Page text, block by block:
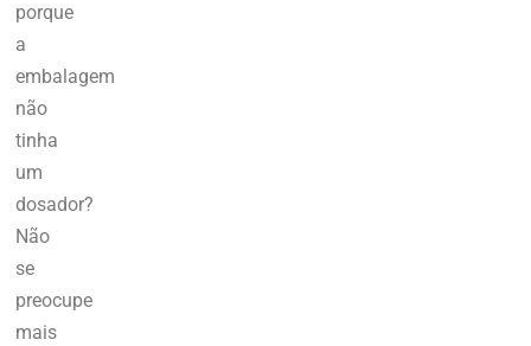
porque
a
embalagem
não
tinha
um
dosador?
Não
se
preocupe
mais